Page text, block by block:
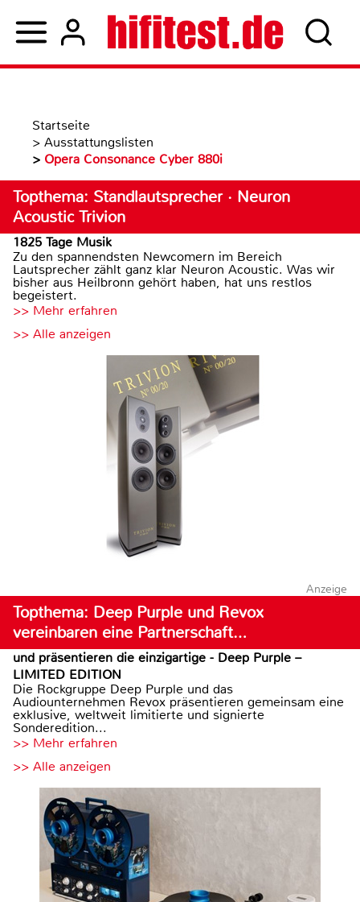
Startseite
> Ausstattungslisten
> Opera Consonance Cyber 880i
Topthema: Standlautsprecher · Neuron
Acoustic Trivion
1825 Tage Musik
Zu den spannendsten Newcomern im Bereich
Lautsprecher zählt ganz klar Neuron Acoustic. Was wir
bisher aus Heilbronn gehört haben, hat uns restlos
begeistert.
>> Mehr erfahren
>> Alle anzeigen
Anzeige
Topthema: Deep Purple und Revox
vereinbaren eine Partnerschaft…
und präsentieren die einzigartige - Deep Purple –
LIMITED EDITION
Die Rockgruppe Deep Purple und das
Audiounternehmen Revox präsentieren gemeinsam eine
exklusive, weltweit limitierte und signierte
Sonderedition...
>> Mehr erfahren
>> Alle anzeigen